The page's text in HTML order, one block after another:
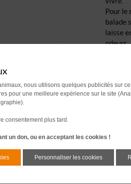
Pour le
balade
laisse
odeurs.
bases
Ah
pense
seule
Le
vers
Si tu
et en
nous utilisons quelques publicités sur
pour une meilleure expérience sur le site
consentement plus tard.
un don, ou en acceptant les cookies !
Personnaliser les cookies